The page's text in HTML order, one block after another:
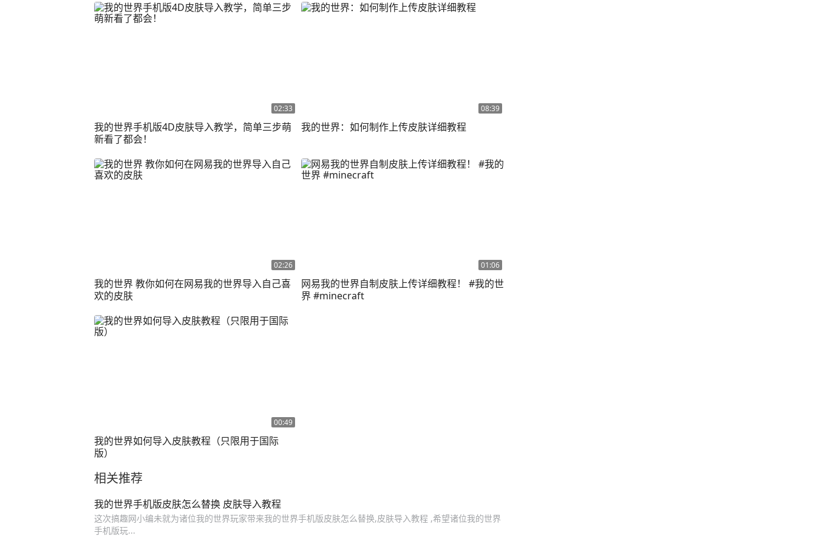
02:33
我的世界手机版4D皮肤导入教学，简单三步萌
新看了都会！
08:39
我的世界：如何制作上传皮肤详细教程
02:26
我的世界 教你如何在网易我的世界导入自己喜
欢的皮肤
01:06
网易我的世界自制皮肤上传详细教程！ #我的世
界 #minecraft
00:49
我的世界如何导入皮肤教程（只限用于国际
版）
相关推荐
我的世界手机版皮肤怎么替换 皮肤导入教程
这次搞趣网小编未就为诸位我的世界玩家带来我的世界手机版皮肤怎么替换,皮肤导入教程 ,希望诸位我的世界
手机版玩...